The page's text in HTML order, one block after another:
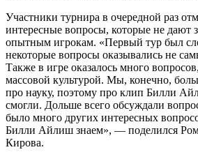
Участники турнира в очередной раз
интересные вопросы, которые не дают
опытным игрокам. «Первый тур был
некоторые вопросы оказывались не
Также в игре оказалось много
массовой культурой. Мы, конечно,
про науку, поэтому про клип Билли
смогли. Дольше всего обсуждали
было много других интересных
Билли Айлиш знаем», — поделился
Кирова.